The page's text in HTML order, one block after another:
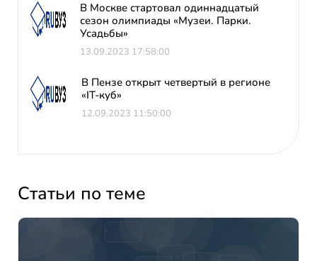
В Москве стартовал одиннадцатый
сезон олимпиады «Музеи. Парки.
Усадьбы»
13.09.2023 17:58:00
В Пензе открыт четвертый в регионе
«IT-куб»
12.09.2023 11:50:00
Статьи по теме